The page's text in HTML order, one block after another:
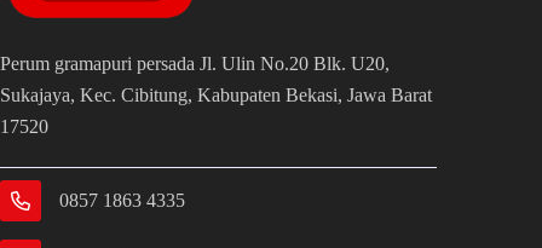
Perum gramapuri persada Jl. Ulin No.20 Blk. U20,
Sukajaya, Kec. Cibitung, Kabupaten Bekasi, Jawa Barat
17520
0857 1863 4335